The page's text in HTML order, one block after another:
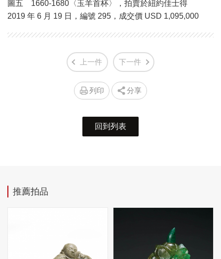
圖五 1660-1680〈玉羊首杯〉，拍賣於紐約佳士得
2019 年 6 月 19 日，編號 295，成交價 USD 1,095,000
上一件 下一件
列印 分享
回到列表
推薦拍品